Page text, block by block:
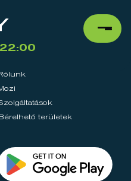
területek